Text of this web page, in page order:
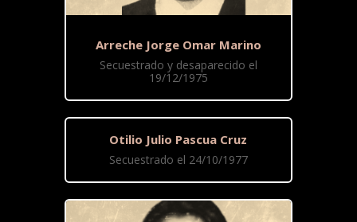
Arreche Jorge Omar Marino
Secuestrado y desaparecido el
19/12/1975
Otilio Julio Pascua Cruz
Secuestrado el 24/10/1977